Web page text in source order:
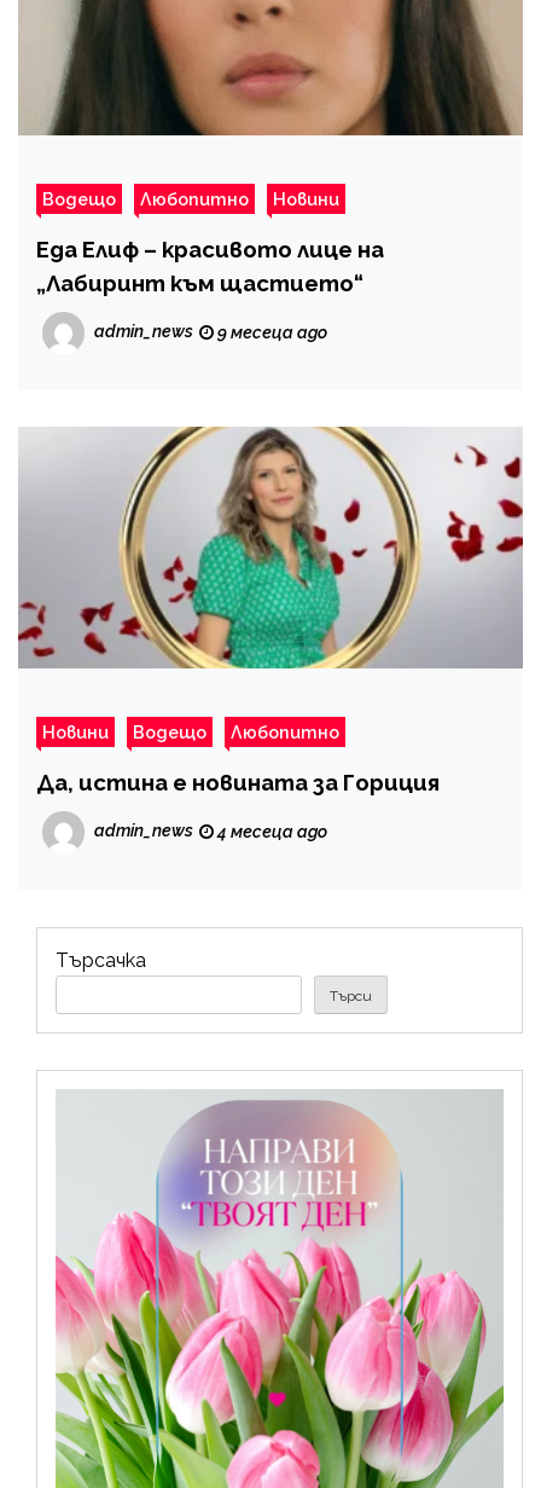
Водещо Любопитно Новини
Еда Елиф – красивото лице на
„Лабиринт към щастието“
admin_news 9 месеца ago
Новини Водещо Любопитно
Да, истина е новината за Гориция
admin_news 4 месеца ago
Търсачка
Търси